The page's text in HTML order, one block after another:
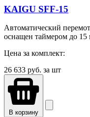
KAIGU SFF-15
Автоматический
оснащен таймером до 15
Цена за комплект:
26 633 руб. за шт
В корзину